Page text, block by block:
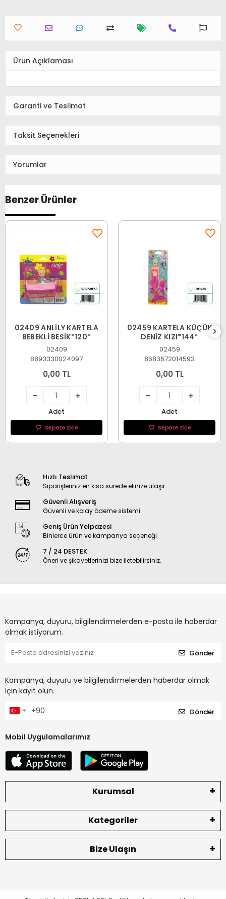
Ürün Açıklaması
Garanti ve Teslimat
Taksit Seçenekleri
Yorumlar
Benzer Ürünler
02409 ANLİLY KARTELA
BEBEKLİ BEŞİK*120*
02409
8893330024097
0,00 TL
Adet
Sepete Ekle
02459 KARTELA KÜÇÜK
DENİZ KIZI*144*
02459
8683672014593
0,00 TL
Adet
Sepete Ekle
Hızlı Teslimat
Siparişleriniz en kısa sürede elinize ulaşır.
Güvenli Alışveriş
Güvenli ve kolay ödeme sistemi
Geniş Ürün Yelpazesi
Binlerce ürün ve kampanya seçeneği
7 / 24 DESTEK
Öneri ve şikayetlerinizi bize iletebilirsiniz.
Kampanya, duyuru, bilgilendirmelerden e-posta ile haberdar
olmak istiyorum.
Gönder
Kampanya, duyuru ve bilgilendirmelerden haberdar olmak
için kayıt olun.
Gönder
Mobil Uygulamalarımız
Kurumsal
Kategoriler
Bize Ulaşın